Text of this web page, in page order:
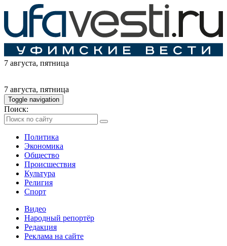
7 августа, пятница
7 августа, пятница
Toggle navigation
Поиск:
Политика
Экономика
Общество
Происшествия
Культура
Религия
Спорт
Видео
Народный репортёр
Редакция
Реклама на сайте